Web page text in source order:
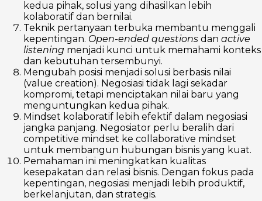
kedua pihak, solusi yang dihasilkan lebih
kolaboratif dan bernilai.
Teknik pertanyaan terbuka membantu menggali
kepentingan. Open-ended questions dan active
listening menjadi kunci untuk memahami konteks
dan kebutuhan tersembunyi.
Mengubah posisi menjadi solusi berbasis nilai
(value creation). Negosiasi tidak lagi sekadar
kompromi, tetapi menciptakan nilai baru yang
menguntungkan kedua pihak.
Mindset kolaboratif lebih efektif dalam negosiasi
jangka panjang. Negosiator perlu beralih dari
competitive mindset ke collaborative mindset
untuk membangun hubungan bisnis yang kuat.
Pemahaman ini meningkatkan kualitas
kesepakatan dan relasi bisnis. Dengan fokus pada
kepentingan, negosiasi menjadi lebih produktif,
berkelanjutan, dan strategis.